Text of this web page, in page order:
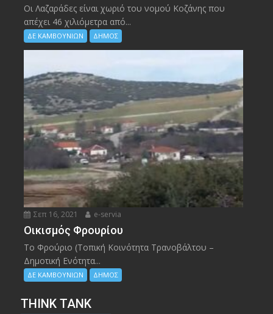
Οι Λαζαράδες είναι χωριό του νομού Κοζάνης που
απέχει 46 χιλιόμετρα από...
ΔΕ ΚΑΜΒΟΥΝΙΩΝ ΔΗΜΟΣ
Σεπ 16, 2021 e-servia
Οικισμός Φρουρίου
Το Φρούριο (Τοπική Κοινότητα Τρανοβάλτου –
Δημοτική Ενότητα...
ΔΕ ΚΑΜΒΟΥΝΙΩΝ ΔΗΜΟΣ
THINK TANK